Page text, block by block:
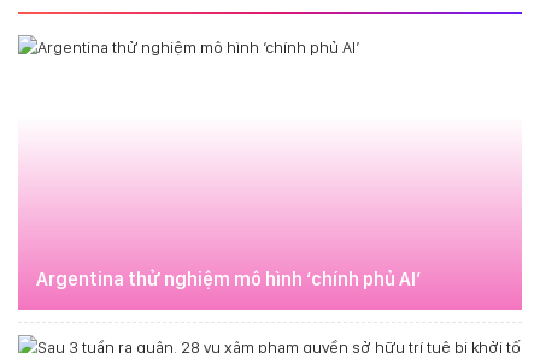
Argentina thử nghiệm mô hình ‘chính phủ AI’